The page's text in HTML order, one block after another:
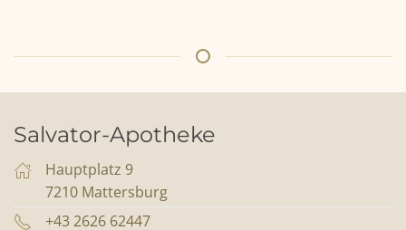
Salvator-Apotheke
Hauptplatz 9
7210 Mattersburg
+43 2626 62447